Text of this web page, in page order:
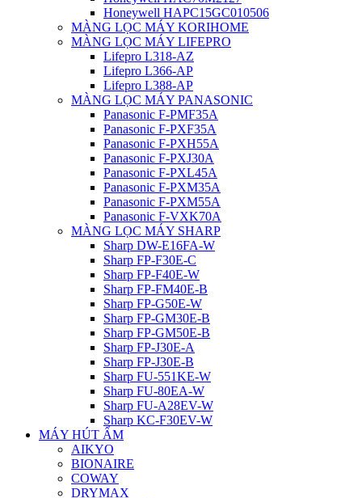
Honeywell HAPC15GC010506
MÀNG LỌC MÁY KORIHOME
MÀNG LỌC MÁY LIFEPRO
Lifepro L318-AZ
Lifepro L366-AP
Lifepro L388-AP
MÀNG LỌC MÁY PANASONIC
Panasonic F-PMF35A
Panasonic F-PXF35A
Panasonic F-PXH55A
Panasonic F-PXJ30A
Panasonic F-PXL45A
Panasonic F-PXM35A
Panasonic F-PXM55A
Panasonic F-VXK70A
MÀNG LỌC MÁY SHARP
Sharp DW-E16FA-W
Sharp FP-F30E-C
Sharp FP-F40E-W
Sharp FP-FM40E-B
Sharp FP-G50E-W
Sharp FP-GM30E-B
Sharp FP-GM50E-B
Sharp FP-J30E-A
Sharp FP-J30E-B
Sharp FU-551KE-W
Sharp FU-80EA-W
Sharp FU-A28EV-W
Sharp KC-F30EV-W
MÁY HÚT ẨM
AIKYO
BIONAIRE
COWAY
DRYMAX